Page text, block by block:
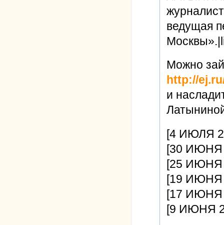
ведущая
Можно
http://
и
[4 ИЮЛЯ
[30 ИЮНЯ
[25 ИЮНЯ
[19 ИЮНЯ
[17 ИЮНЯ
[9 ИЮНЯ